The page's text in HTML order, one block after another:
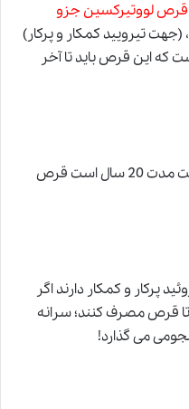
لووتیرکسین جزو
، (جهت تیرویید کمکار و پرکار)
که این قرص باید تا آخر
من تعجب کردم از مریضی که می گفت مدت 20 سال است قرص
پرکار و کمکار دارند اگر
دوتا قرص مصرف کنند؛ سرانه
می گذارد!